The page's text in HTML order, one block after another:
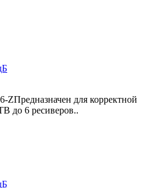
ZПредназначен для корректной
до 6 ресиверов..